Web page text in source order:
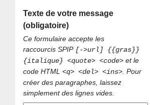
Texte de votre message
(obligatoire)
Ce formulaire accepte les
raccourcis SPIP [->url] {{gras}}
{italique} <quote> <code> et le
code HTML<q> <del> <ins>. Pour
créer des paragraphes, laissez
simplement des lignes vides.